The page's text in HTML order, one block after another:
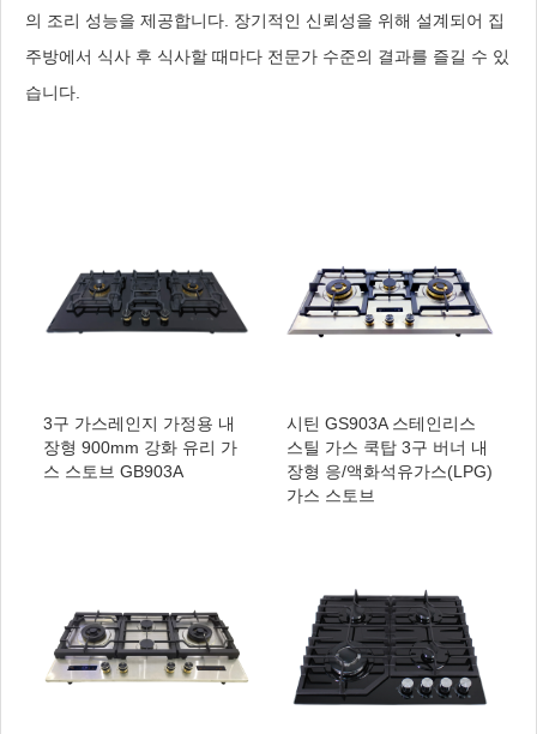
의 조리 성능을 제공합니다. 장기적인 신뢰성을 위해 설계되어 집
주방에서 식사 후 식사할 때마다 전문가 수준의 결과를 즐길 수 있
습니다.
3구 가스레인지 가정용 내
장형 900mm 강화 유리 가
스 스토브 GB903A
시틴 GS903A 스테인리스
스틸 가스 쿡탑 3구 버너 내
장형 응/액화석유가스(LPG)
가스 스토브